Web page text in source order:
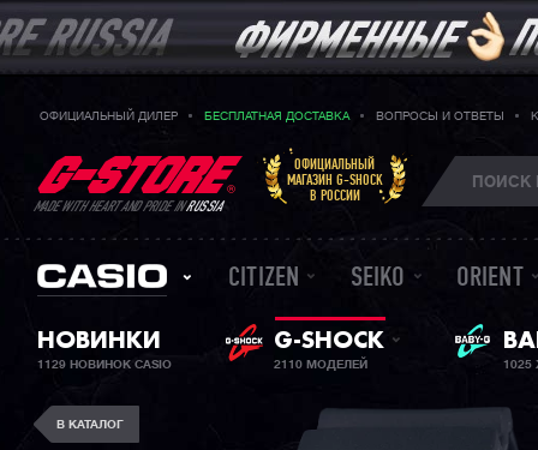
ОФИЦИАЛЬНЫЙ ДИЛЕР БЕСПЛАТНАЯ ДОСТАВКА ВОПРОСЫ И ОТВЕТЫ
MADE WITH HEART AND PRIDE INRUSSIA
ОФИЦИАЛЬНЫЙ
МАГАЗИН G-SHOCK
В РОССИИ
CITIZEN SEIKO ORIENT
НОВИНКИ
1129 НОВИНОК CASIO
G-SHOCK
2110 МОДЕЛЕЙ
В КАТАЛОГ